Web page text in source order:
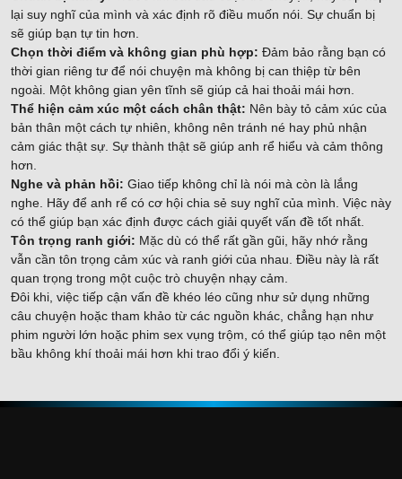
lại suy nghĩ của mình và xác định rõ điều muốn nói. Sự chuẩn bị
sẽ giúp bạn tự tin hơn.
Chọn thời điểm và không gian phù hợp: Đảm bảo rằng bạn có
thời gian riêng tư để nói chuyện mà không bị can thiệp từ bên
ngoài. Một không gian yên tĩnh sẽ giúp cả hai thoải mái hơn.
Thể hiện cảm xúc một cách chân thật: Nên bày tỏ cảm xúc của
bản thân một cách tự nhiên, không nên tránh né hay phủ nhận
cảm giác thật sự. Sự thành thật sẽ giúp anh rể hiểu và cảm thông
hơn.
Nghe và phản hồi: Giao tiếp không chỉ là nói mà còn là lắng
nghe. Hãy để anh rể có cơ hội chia sẻ suy nghĩ của mình. Việc này
có thể giúp bạn xác định được cách giải quyết vấn đề tốt nhất.
Tôn trọng ranh giới: Mặc dù có thể rất gần gũi, hãy nhớ rằng
vẫn cần tôn trọng cảm xúc và ranh giới của nhau. Điều này là rất
quan trọng trong một cuộc trò chuyện nhạy cảm.
Đôi khi, việc tiếp cận vấn đề khéo léo cũng như sử dụng những
câu chuyện hoặc tham khảo từ các nguồn khác, chẳng hạn như
phim người lớn hoặc phim sex vụng trộm , có thể giúp tạo nên một
bầu không khí thoải mái hơn khi trao đổi ý kiến.